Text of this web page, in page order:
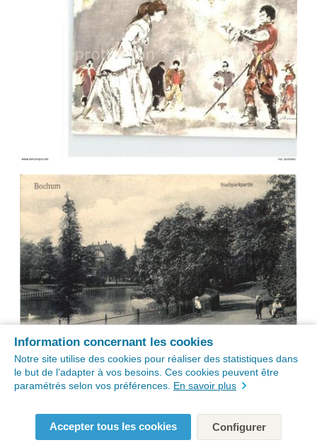
Information concernant les cookies
Notre site utilise des cookies pour réaliser des statistiques dans
le but de l’adapter à vos besoins. Ces cookies peuvent être
paramétrés selon vos préférences. En savoir plus
Accepter tous les cookies Configurer